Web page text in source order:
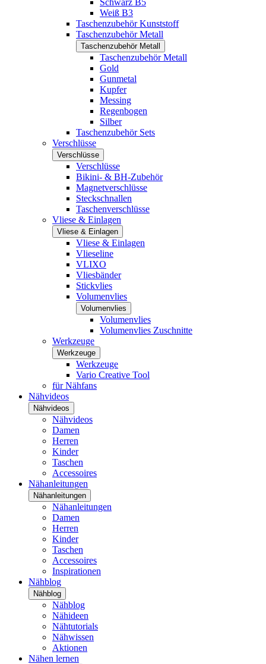
Schwarz B5
Weiß B3
Taschenzubehör Kunststoff
Taschenzubehör Metall
Taschenzubehör Metall
Taschenzubehör Metall
Gold
Gunmetal
Kupfer
Messing
Regenbogen
Silber
Taschenzubehör Sets
Verschlüsse
Verschlüsse
Verschlüsse
Bikini- & BH-Zubehör
Magnetverschlüsse
Steckschnallen
Taschenverschlüsse
Vliese & Einlagen
Vliese & Einlagen
Vliese & Einlagen
Vlieseline
VLIXO
Vliesbänder
Stickvlies
Volumenvlies
Volumenvlies
Volumenvlies
Volumenvlies Zuschnitte
Werkzeuge
Werkzeuge
Werkzeuge
Vario Creative Tool
für Nähfans
Nähvideos
Nähvideos
Nähvideos
Damen
Herren
Kinder
Taschen
Accessoires
Nähanleitungen
Nähanleitungen
Nähanleitungen
Damen
Herren
Kinder
Taschen
Accessoires
Inspirationen
Nähblog
Nähblog
Nähblog
Nähideen
Nähtutorials
Nähwissen
Aktionen
Nähen lernen